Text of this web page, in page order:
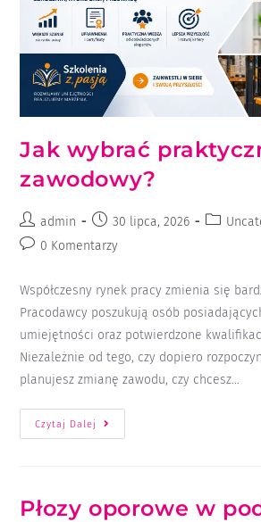
Jak wybrać
zawodowy?
admin 30 lipca, 2026
0 Komentarzy
Współczesny rynek pracy zmienia się
Pracodawcy poszukują osób
umiejętności oraz potwierdzone
Niezależnie od tego, czy dopiero
planujesz zmianę zawodu, czy chcesz…
Czytaj Dalej
Płozy oporowe w